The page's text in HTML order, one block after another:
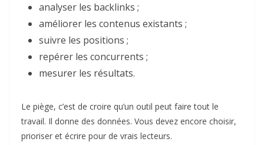
analyser les backlinks ;
améliorer les contenus existants ;
suivre les positions ;
repérer les concurrents ;
mesurer les résultats.
Le piège, c’est de croire qu’un outil peut faire tout le
travail. Il donne des données. Vous devez encore choisir,
prioriser et écrire pour de vrais lecteurs.